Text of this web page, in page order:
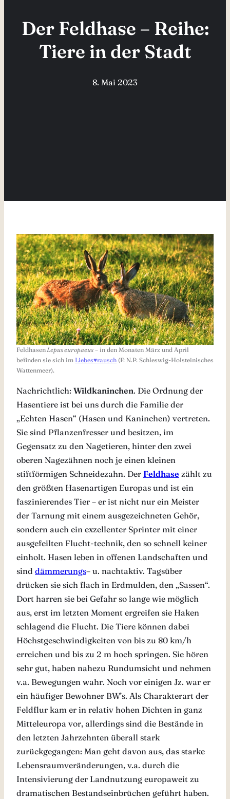
Der Feldhase – Reihe:
Tiere in der Stadt
8. Mai 2023
FeldhasenLepus europaeus – in den Monaten März und April
befinden sie sich im Liebes♥rausch (F: N.P. Schleswig-Holsteinisches
Wattenmeer).
Nachrichtlich: Wildkaninchen. Die Ordnung der
Hasentiere ist bei uns durch die Familie der
„Echten Hasen“ (Hasen und Kaninchen) vertreten.
Sie sind Pflanzenfresser und besitzen, im
Gegensatz zu den Nagetieren, hinter den zwei
oberen Nagezähnen noch je einen kleinen
stiftförmigen Schneidezahn. Der Feldhase zählt zu
den größten Hasenartigen Europas und ist ein
faszinierendes Tier – er ist nicht nur ein Meister
der Tarnung mit einem ausgezeichneten Gehör,
sondern auch ein exzellenter Sprinter mit einer
ausgefeilten Flucht-technik, den so schnell keiner
einholt. Hasen leben in offenen Landschaften und
sind dämmerungs– u. nachtaktiv. Tagsüber
drücken sie sich flach in Erdmulden, den „Sassen“.
Dort harren sie bei Gefahr so lange wie möglich
aus, erst im letzten Moment ergreifen sie Haken
schlagend die Flucht. Die Tiere können dabei
Höchstgeschwindigkeiten von bis zu 80 km/h
erreichen und bis zu 2 m hoch springen. Sie hören
sehr gut, haben nahezu Rundumsicht und nehmen
v.a. Bewegungen wahr. Noch vor einigen Jz. war er
ein häufiger Bewohner BW’s. Als Charakterart der
Feldflur kam er in relativ hohen Dichten in ganz
Mitteleuropa vor, allerdings sind die Bestände in
den letzten Jahrzehnten überall stark
zurückgegangen: Man geht davon aus, das starke
Lebensraumveränderungen, v.a. durch die
Intensivierung der Landnutzung europaweit zu
dramatischen Bestandseinbrüchen geführt haben.